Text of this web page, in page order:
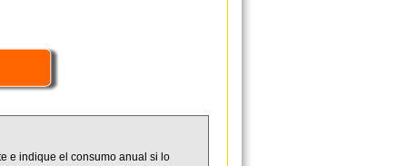
e indique el consumo anual si lo